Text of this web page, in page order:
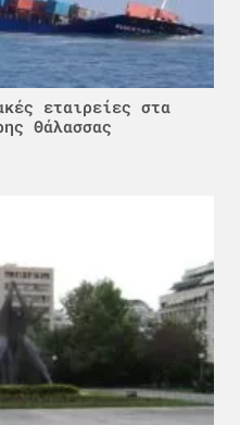
εταιρείες στα
Θάλασσας